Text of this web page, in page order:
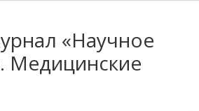
«Научное
Медицинские